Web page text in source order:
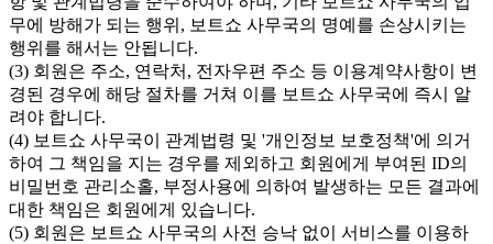
무에 방해가 되는 행위, 보트쇼 사무국의 명예를 손상시키는
행위를 해서는 안됩니다.
(3) 회원은 주소, 연락처, 전자우편 주소 등 이용계약사항이 변
경된 경우에 해당 절차를 거쳐 이를 보트쇼 사무국에 즉시 알
려야 합니다.
(4) 보트쇼 사무국이 관계법령 및 '개인정보 보호정책'에 의거
하여 그 책임을 지는 경우를 제외하고 회원에게 부여된 ID의
비밀번호 관리소홀, 부정사용에 의하여 발생하는 모든 결과에
대한 책임은 회원에게 있습니다.
(5) 회원은 보트쇼 사무국의 사전 승낙 없이 서비스를 이용하